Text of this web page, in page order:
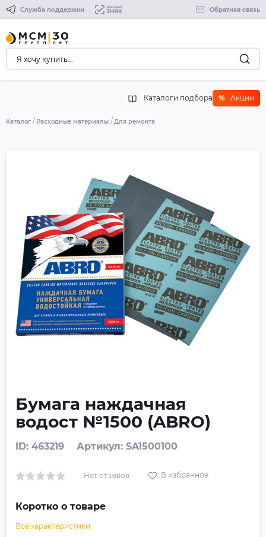
Служба поддержки Обратная связь
Каталоги подбора % Акции
Каталог Расходные материалы Для ремонта
Бумага наждачная
водост №1500 (ABRO)
ID: 463219 Артикул: SA1500100
Нет отзывов В избранное
Коротко о товаре
Все характеристики